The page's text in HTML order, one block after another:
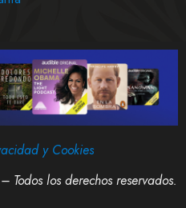
y Cookies
los derechos reservados.